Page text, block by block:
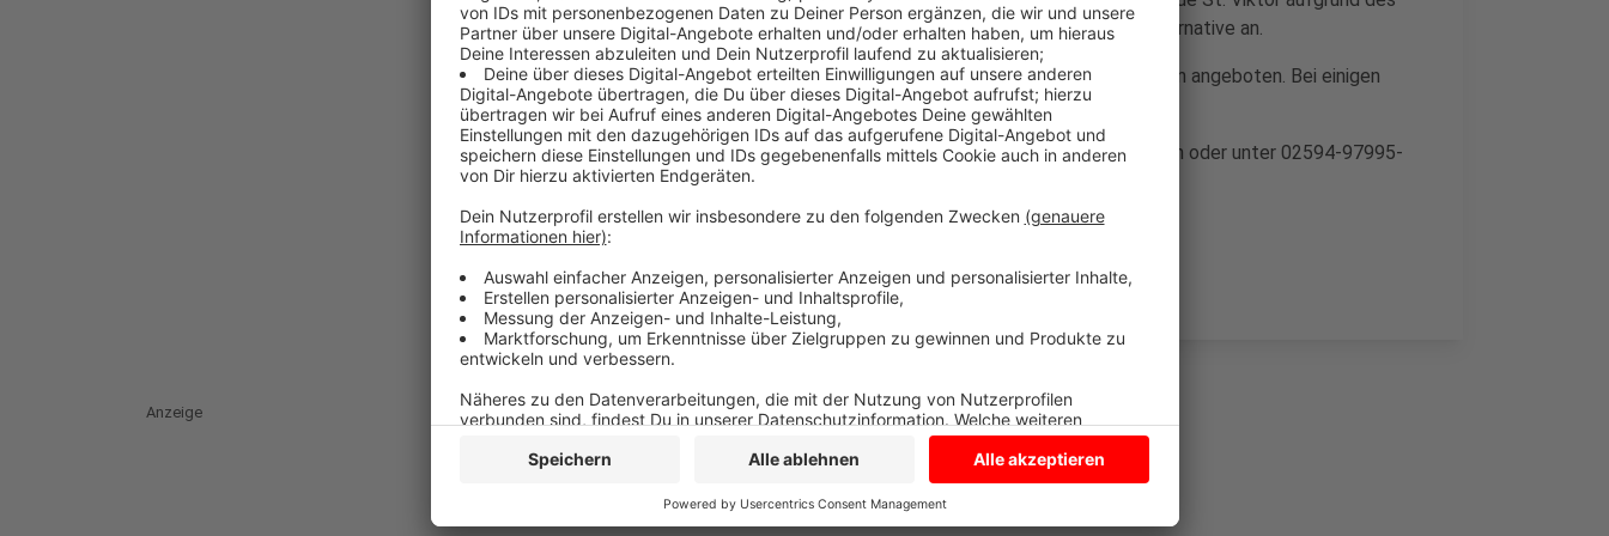
Corona-bedingten Ausfalls der Ferienlager in diesem Jahr als Alternative an.
Es werden verschiedenste Touren für verschiedene Altersgruppen angeboten. Bei einigen
Touren ist die Teilnehmerzahl begrenzt.
Infos zu den Touren gibt esHIER, im Pfarrbüro, im einsA in Dülmen oder unter 02594-97995-
201.
Anzeige